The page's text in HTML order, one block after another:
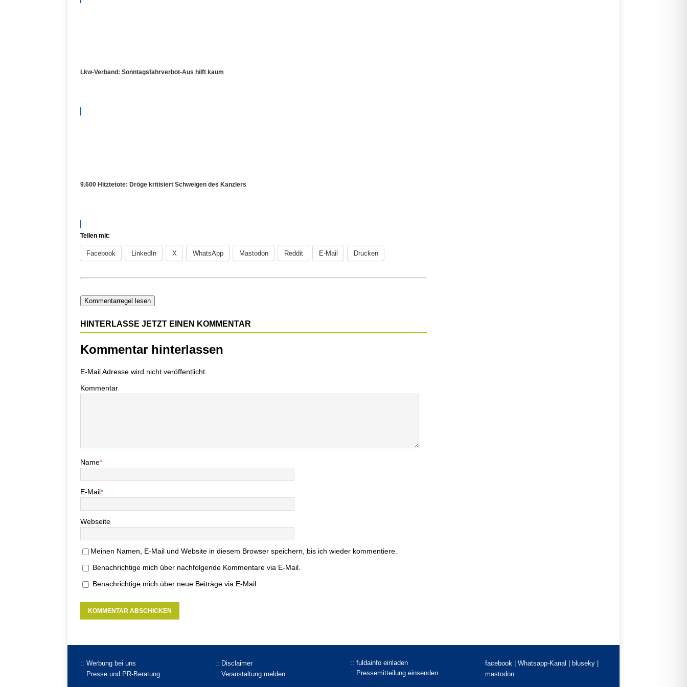
Lkw-Verband: Sonntagsfahrverbot-Aus hilft kaum
9.600 Hitztetote: Dröge kritisiert Schweigen des Kanzlers
Teilen mit:
Facebook LinkedIn X WhatsApp Mastodon Reddit E-Mail Drucken
Kommentarregel lesen
HINTERLASSE JETZT EINEN KOMMENTAR
Kommentar hinterlassen
E-Mail Adresse wird nicht veröffentlicht.
Kommentar
Name*
E-Mail*
Webseite
Meinen Namen, E-Mail und Website in diesem Browser speichern, bis ich wieder kommentiere.
Benachrichtige mich über nachfolgende Kommentare via E-Mail.
Benachrichtige mich über neue Beiträge via E-Mail.
:: Werbung bei uns
:: Presse und PR-Beratung
:: Disclaimer
:: Veranstaltung melden
:: fuldainfo einladen
:: Pressemitteilung einsenden
facebook | Whatsapp-Kanal bluseky|
mastodon